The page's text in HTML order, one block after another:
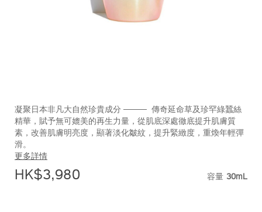
lx-
%E6%A5%B5%E5%85%89%E7%B2%BE%E8%8F%AF-
10115950101_hk.html
編
號：
10115950101_hk
凝聚日本非凡大自然珍貴成分 ──── 傳奇延命草及珍罕綠蠶絲
精華，賦予無可媲美的再生力量，從肌底深處徹底提升肌膚質
素，改善肌膚明亮度，顯著淡化皺紋，提升緊緻度，重煥年輕彈
滑。
更多詳情
HK$3,980 容量 30mL